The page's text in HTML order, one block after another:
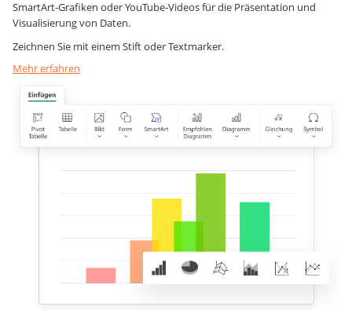
SmartArt-Grafiken oder YouTube-Videos für die Präsentation und
Visualisierung von Daten.
Zeichnen Sie mit einem Stift oder Textmarker.
Mehr erfahren